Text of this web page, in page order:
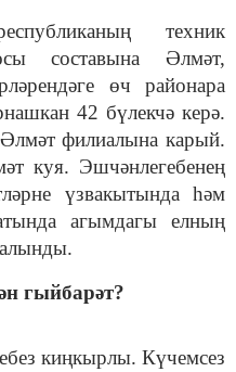
техник
составына Әлмәт,
өч районара
42 бүлекчә керә.
филиалына карый.
куя. Эшчәнлегебенең
үзвакытында һәм
агымдагы елның
гыйбарәт?
киңкырлы. Күчемсез